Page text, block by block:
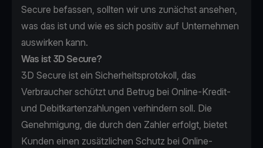
Secure befassen, sollten wir uns zunächst ansehen,
was das ist und wie es sich positiv auf Unternehmen
auswirken kann.
Was ist 3D Secure?
3D Secure ist ein Sicherheitsprotokoll, das
Verbraucher schützt und Betrug bei Online-Kredit-
und Debitkartenzahlungen verhindern soll. Die
Genehmigung, die durch den Zahler erfolgt, bietet
Kunden einen zusätzlichen Schutz bei Online-